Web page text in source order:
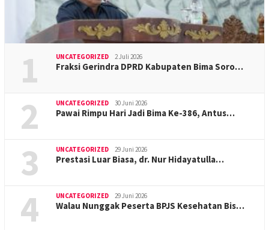
1 UNCATEGORIZED 2 Juli 2026
Fraksi Gerindra DPRD Kabupaten Bima Soro…
2 UNCATEGORIZED 30 Juni 2026
Pawai Rimpu Hari Jadi Bima Ke-386, Antus…
3 UNCATEGORIZED 29 Juni 2026
Prestasi Luar Biasa, dr. Nur Hidayatulla…
4 UNCATEGORIZED 29 Juni 2026
Walau Nunggak Peserta BPJS Kesehatan Bis…